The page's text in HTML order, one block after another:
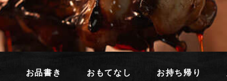
お品書き おもてなし お持ち帰り